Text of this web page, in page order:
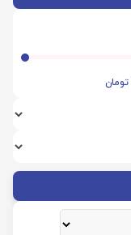
تومان